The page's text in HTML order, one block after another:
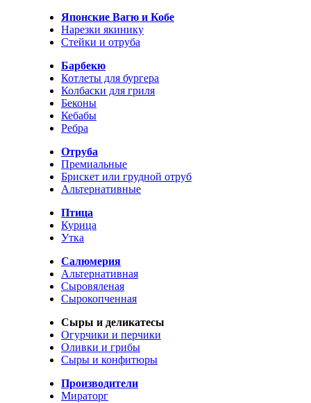
Японские Вагю и Кобе
Нарезки якинику
Стейки и отруба
Барбекю
Котлеты для бургера
Колбаски для гриля
Беконы
Кебабы
Ребра
Отруба
Премиальные
Брискет или грудной отруб
Альтернативные
Птица
Курица
Утка
Салюмерия
Альтернативная
Сыровяленая
Сырокопченная
Сыры и деликатесы
Огурчики и перчики
Оливки и грибы
Сыры и конфитюры
Производители
Мираторг